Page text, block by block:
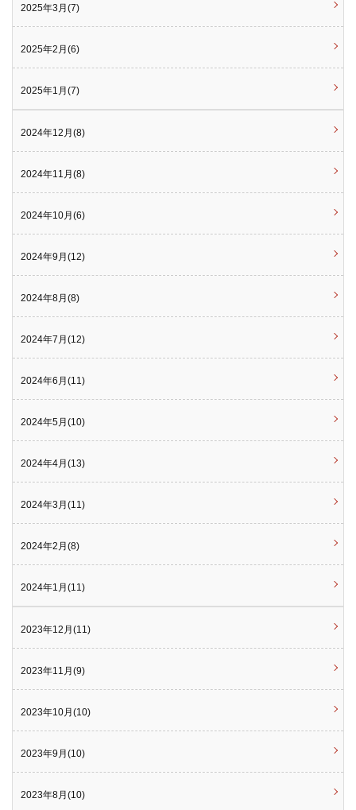
2025年3月(7)
2025年2月(6)
2025年1月(7)
2024年12月(8)
2024年11月(8)
2024年10月(6)
2024年9月(12)
2024年8月(8)
2024年7月(12)
2024年6月(11)
2024年5月(10)
2024年4月(13)
2024年3月(11)
2024年2月(8)
2024年1月(11)
2023年12月(11)
2023年11月(9)
2023年10月(10)
2023年9月(10)
2023年8月(10)